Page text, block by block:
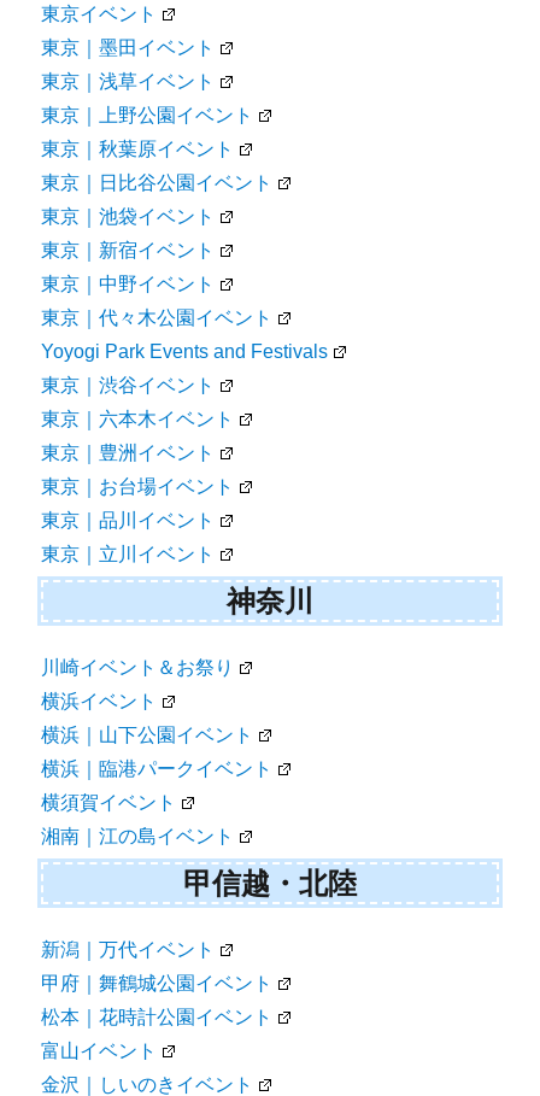
東京イベント
東京｜墨田イベント
東京｜浅草イベント
東京｜上野公園イベント
東京｜秋葉原イベント
東京｜日比谷公園イベント
東京｜池袋イベント
東京｜新宿イベント
東京｜中野イベント
東京｜代々木公園イベント
Yoyogi Park Events and Festivals
東京｜渋谷イベント
東京｜六本木イベント
東京｜豊洲イベント
東京｜お台場イベント
東京｜品川イベント
東京｜立川イベント
神奈川
川崎イベント＆お祭り
横浜イベント
横浜｜山下公園イベント
横浜｜臨港パークイベント
横須賀イベント
湘南｜江の島イベント
甲信越・北陸
新潟｜万代イベント
甲府｜舞鶴城公園イベント
松本｜花時計公園イベント
富山イベント
金沢｜しいのきイベント